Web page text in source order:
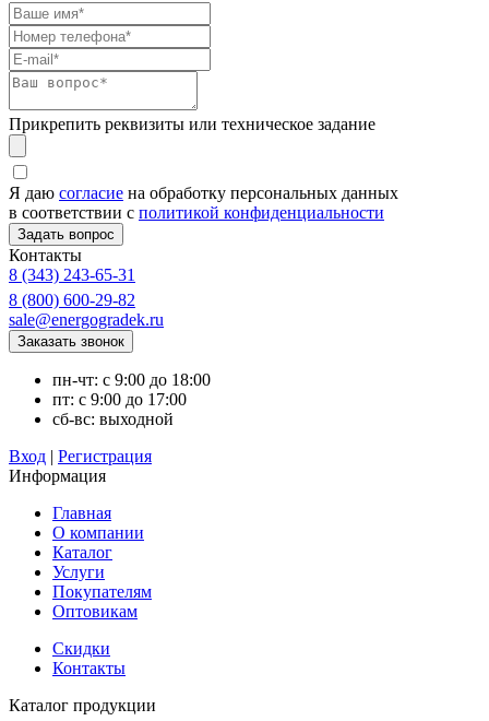
Прикрепить реквизиты или техническое задание
Я даю согласие на обработку персональных данных
в соответствии с политикой конфиденциальности
Контакты
8 (343) 243-65-31
8 (800) 600-29-82
sale@energogradek.ru
пн-чт: с 9:00 до 18:00
пт: с 9:00 до 17:00
сб-вс: выходной
Вход | Регистрация
Информация
Главная
О компании
Каталог
Услуги
Покупателям
Оптовикам
Скидки
Контакты
Каталог продукции